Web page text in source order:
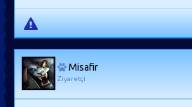
Misafir
Ziyaretçi